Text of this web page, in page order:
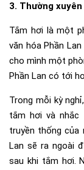
3. Thường
Tắm hơi là một
văn hóa Phần
cho mình một
Phần Lan có tới
Trong mỗi kỳ
tắm hơi và
truyền thống của
Lan sẽ ra ngoài
sau khi tắm hơi.